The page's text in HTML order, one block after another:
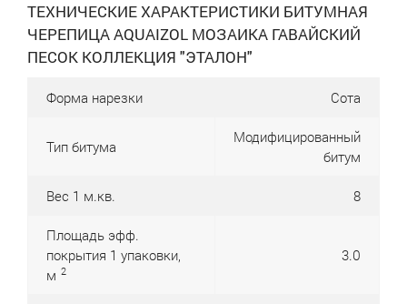
ТЕХНИЧЕСКИЕ ХАРАКТЕРИСТИКИ БИТУМНАЯ
ЧЕРЕПИЦА AQUAIZOL МОЗАИКА ГАВАЙСКИЙ
ПЕСОК КОЛЛЕКЦИЯ "ЭТАЛОН"
Форма нарезки Сота
Тип битума
Модифицированный
битум
Вес 1 м.кв. 8
Площадь эфф.
покрытия 1 упаковки,
м 2
3.0